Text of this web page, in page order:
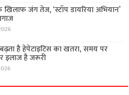
खिलाफ जंग तेज, ‘स्टॉप डायरिया अभियान’
है हेपेटाइटिस का खतरा, समय पर
इलाज है जरूरी